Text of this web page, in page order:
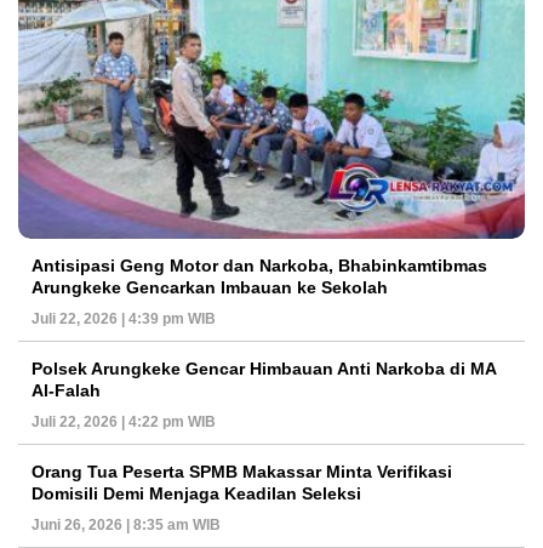
Antisipasi Geng Motor dan Narkoba, Bhabinkamtibmas
Arungkeke Gencarkan Imbauan ke Sekolah
Juli 22, 2026 | 4:39 pm WIB
Polsek Arungkeke Gencar Himbauan Anti Narkoba di MA
Al-Falah
Juli 22, 2026 | 4:22 pm WIB
Orang Tua Peserta SPMB Makassar Minta Verifikasi
Domisili Demi Menjaga Keadilan Seleksi
Juni 26, 2026 | 8:35 am WIB